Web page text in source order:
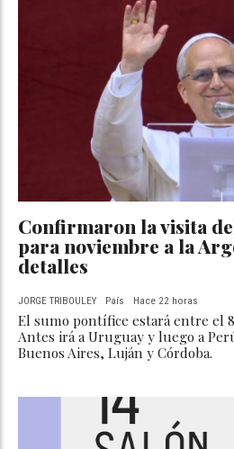
Confirmaron la visita
para noviembre a la
detalles
JORGE TRIBOULEY País Hace 22 horas
El sumo pontífice estará entre el 8
Antes irá a Uruguay y luego a
Buenos Aires, Luján y Córdoba.